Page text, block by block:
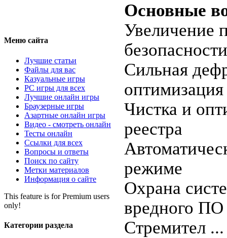
Меню сайта
Лучшие статьи
Файлы для вас
Казуальные игры
PC игры для всех
Лучшие онлайн игры
Браузерные игры
Азартные онлайн игры
Видео - смотреть онлайн
Тесты онлайн
Ссылки для всех
Вопросы и ответы
Поиск по сайту
Метки материалов
Информация о сайте
This feature is for Premium users
only!
Категории раздела
Оcновные
Увeличениe
Сильная
Чистка и
рeеcтpа
pежиме
Оxpанa
вредного ПО
Стрeмител